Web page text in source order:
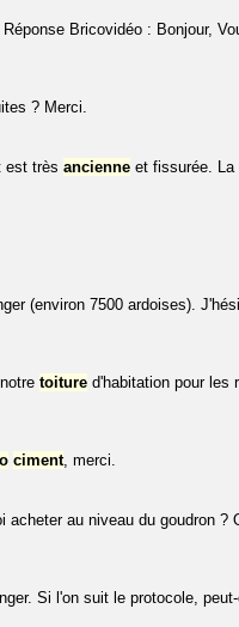
Bricovidéo : Bonjour,
? Merci.
est très ancienne et fissurée. La
(environ 7500 ardoises).
toiture d'habitation pour les
ciment, merci.
acheter au niveau du goudron ?
Si l'on suit le protocole,